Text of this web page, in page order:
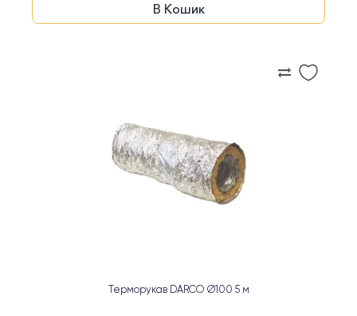
В Кошик
Терморукав DARCO Ø100 5 м